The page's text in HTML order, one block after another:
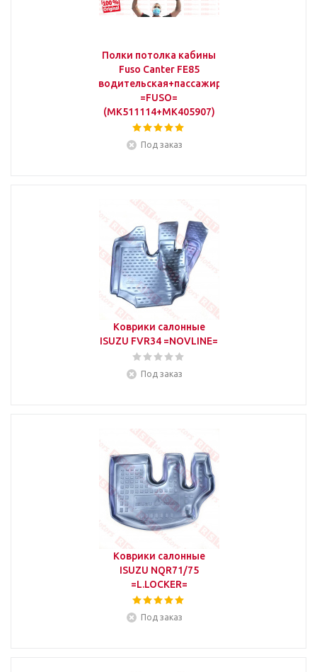
Полки потолка кабины
Fuso Canter FE85
водительская+пассажирская
=FUSO=
(MK511114+MK405907)
Под заказ
Коврики салонные
ISUZU FVR34 =NOVLINE=
Под заказ
Коврики салонные
ISUZU NQR71/75
=L.LOCKER=
Под заказ